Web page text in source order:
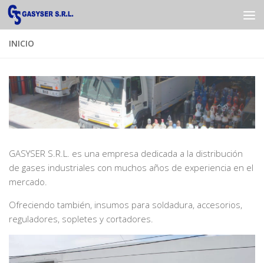
Saltar al contenido
INICIO
GASYSER S.R.L. es una empresa dedicada a la distribución
de gases industriales con muchos años de experiencia en el
mercado.
Ofreciendo también, insumos para soldadura, accesorios,
reguladores, sopletes y cortadores.